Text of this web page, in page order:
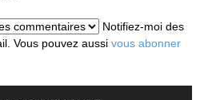
Notifiez-moi des
Vous pouvez aussi vous abonner